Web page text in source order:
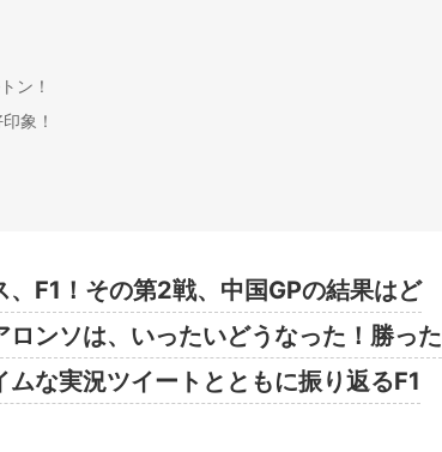
ン！
象！
F1！その第2戦、中国GPの結果はど
ンソは、いったいどうなった！勝った
な実況ツイートとともに振り返るF1